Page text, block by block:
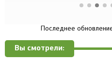
Последнее
Вы смотрели: